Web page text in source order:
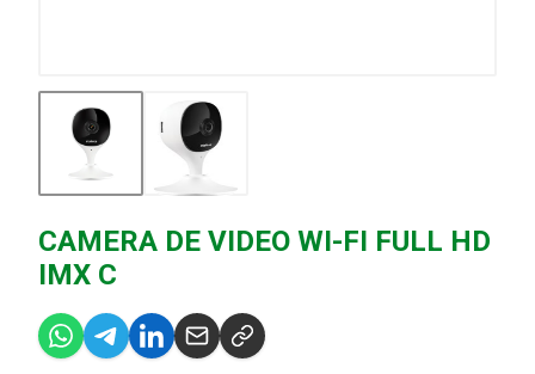
CAMERA DE VIDEO WI-FI FULL HD
IMX C